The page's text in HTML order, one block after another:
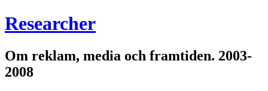
Researcher
Om reklam, media och framtiden. 2003-
2008